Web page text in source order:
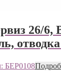
26/6,
БЕР0108